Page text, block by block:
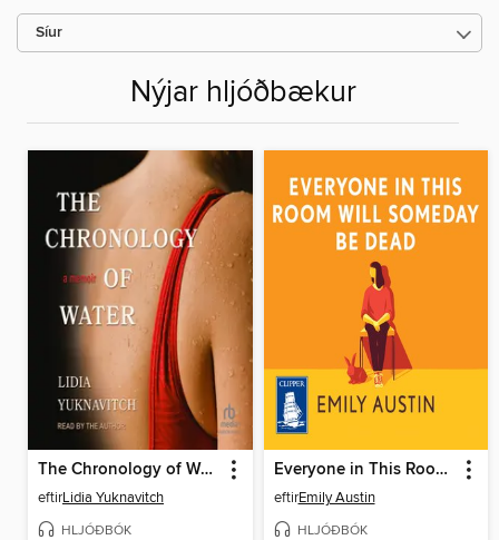
Síur
Nýjar hljóðbækur
The Chronology of Water
eftirLidia Yuknavitch
HLJÓÐBÓK
Everyone in This Room Will Someday Be Dead
eftirEmily Austin
HLJÓÐBÓK